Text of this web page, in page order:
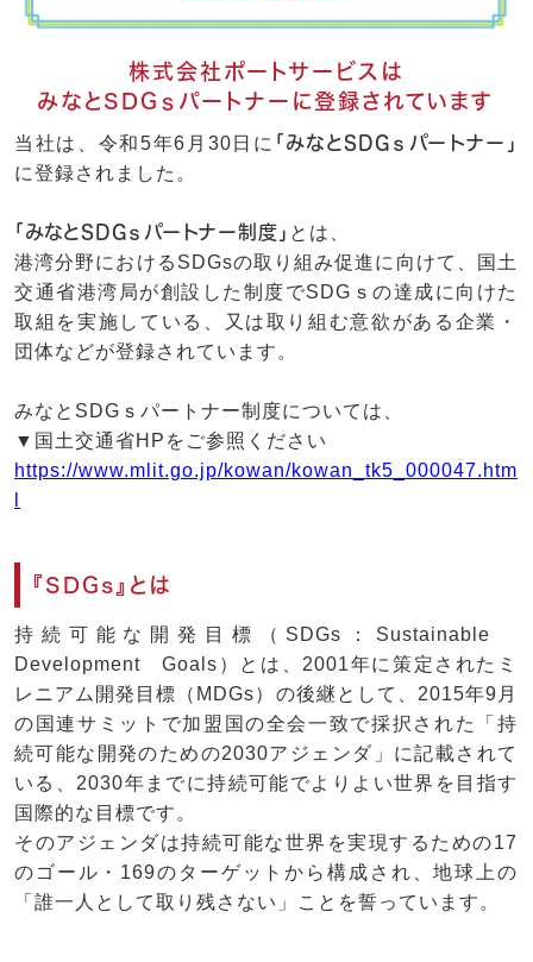
株式会社ポートサービスは
みなとSDGｓパートナーに登録されています
当社は、令和5年6月30日に 「みなとSDGｓパートナー」
に登録されました。
「みなとSDGｓパートナー制度」 とは、
港湾分野におけるSDGsの取り組み促進に向けて、国土
交通省港湾局が創設した制度でSDGｓの達成に向けた
取組を実施している、又は取り組む意欲がある企業・
団体などが登録されています。
みなとSDGｓパートナー制度については、
▼国土交通省HPをご参照ください
https://www.mlit.go.jp/kowan/kowan_tk5_000047.htm
『SDGs』とは
持続可能な開発目標（SDGs：Sustainable
Development Goals）とは、2001年に策定されたミ
レニアム開発目標（MDGs）の後継として、2015年9月
の国連サミットで加盟国の全会一致で採択された「持
続可能な開発のための2030アジェンダ」に記載されて
いる、2030年までに持続可能でよりよい世界を目指す
国際的な目標です。
そのアジェンダは持続可能な世界を実現するための17
のゴール・169のターゲットから構成され、地球上の
「誰一人として取り残さない」ことを誓っています。